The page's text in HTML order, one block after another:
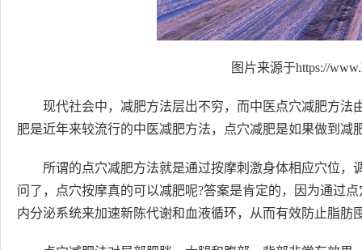
图片来源于https://
现代社会中，减肥方法层出不穷，而中医点穴减肥方
肥是近年来较流行的中医减肥方法，点穴减肥是如果做到减
所谓的点穴减肥方法就是通过按摩刺激身体相应穴位
问了，点穴按摩真的可以减肥呢?答案是肯定的，因为通过
内分泌系统来加速新陈代谢和血液循环，从而有效防止脂肪